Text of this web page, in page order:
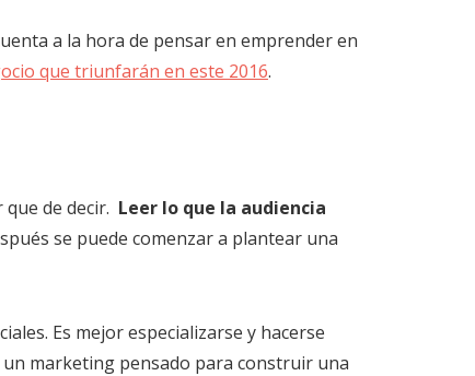
a la hora de pensar en emprender en
que triunfarán en este 2016.
de decir. Leer lo que la audiencia
se puede comenzar a plantear una
Es mejor especializarse y hacerse
marketing pensado para construir una